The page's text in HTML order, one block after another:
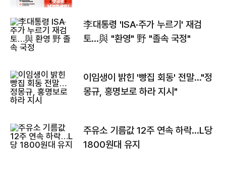
李대통령 'ISA·주가 누르기' 재검
토…與 "환영" 野 "졸속 국정"
이임생이 밝힌 '빵집 회동' 전말…"정
몽규, 홍명보로 하라 지시"
주유소 기름값 12주 연속 하락…L당
1800원대 유지